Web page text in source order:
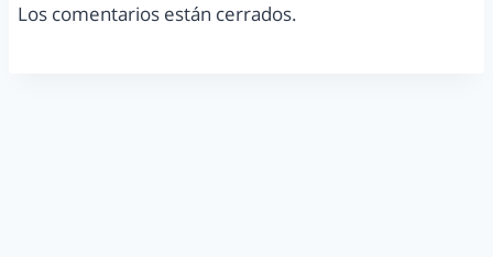
Los comentarios están cerrados.